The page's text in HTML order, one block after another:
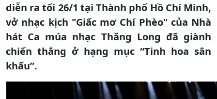
diễn ra tối 26/1 tại Thành phố Hồ Chí Minh,
vở nhạc kịch "Giấc mơ Chí Phèo" của Nhà
hát Ca múa nhạc Thăng Long đã giành
chiến thắng ở hạng mục “Tinh hoa sân
khấu”.